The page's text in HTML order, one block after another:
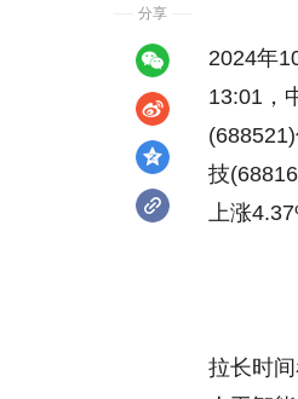
2024年
13:01，
技
上涨
拉长时
分享